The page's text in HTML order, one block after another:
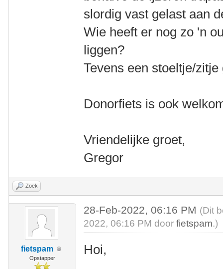
slordig vast gelast aan
Wie heeft er nog zo 'n
liggen?
Tevens een stoeltje/zitje
Donorfiets is ook
Vriendelijke groet,
Gregor
Zoek
fietspam
Opstapper
28-Feb-2022, 06:16 PM (Dit
2022, 06:16 PM doorfietspam.)
Hoi,